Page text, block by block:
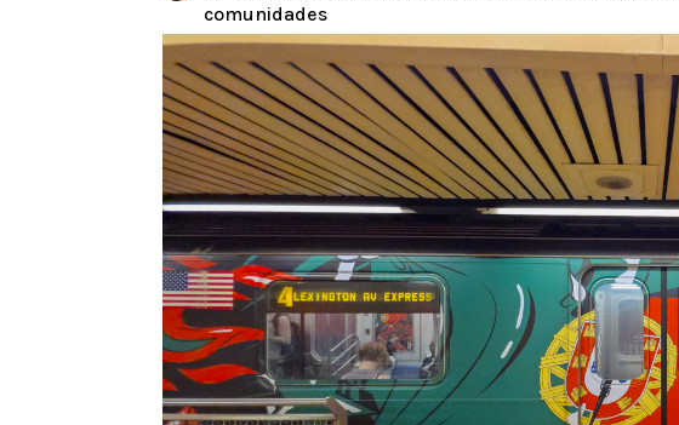
comunidades